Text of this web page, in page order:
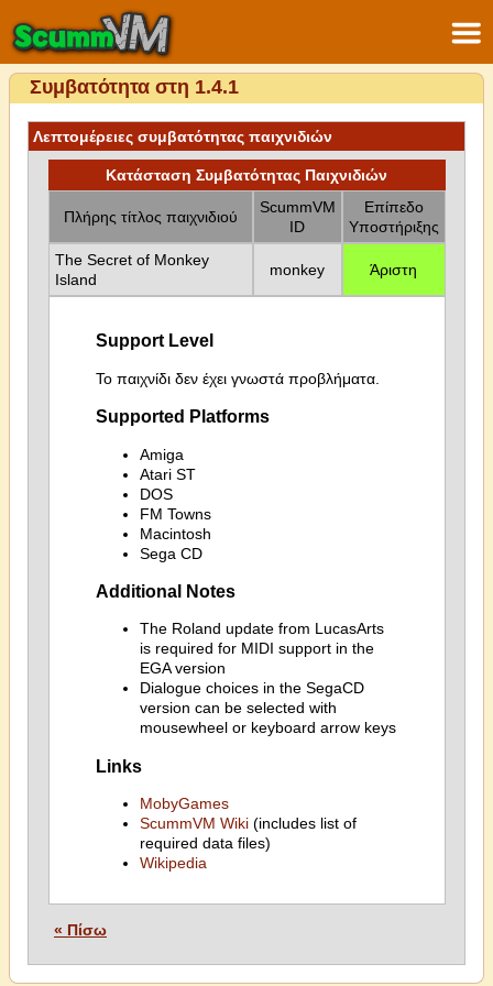
Συμβατότητα στη 1.4.1
Λεπτομέρειες συμβατότητας παιχνιδιών
Κατάσταση Συμβατότητας Παιχνιδιών
Πλήρης τίτλος παιχνιδιού
ScummVM
ID
Επίπεδο
Υποστήριξης
The Secret of Monkey
Island
monkey Άριστη
Support Level
Το παιχνίδι δεν έχει γνωστά προβλήματα.
Supported Platforms
Amiga
Atari ST
DOS
FM Towns
Macintosh
Sega CD
Additional Notes
The Roland update from LucasArts
is required for MIDI support in the
EGA version
Dialogue choices in the SegaCD
version can be selected with
mousewheel or keyboard arrow keys
Links
MobyGames
ScummVM Wiki(includes list of
required data files)
Wikipedia
« Πίσω